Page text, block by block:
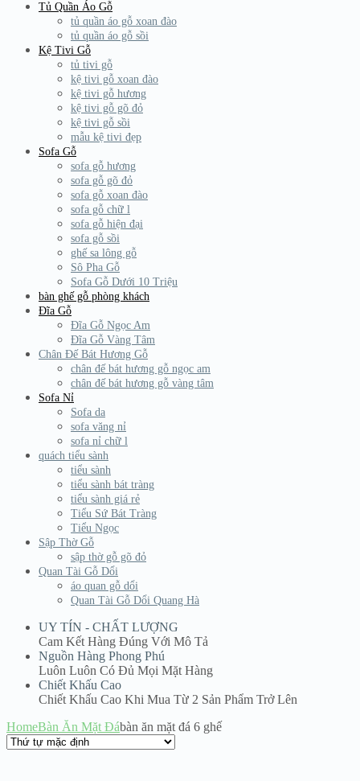
Tủ Quần Áo Gỗ
tủ quần áo gỗ xoan đào
tủ quần áo gỗ sồi
Kệ Tivi Gỗ
tủ tivi gỗ
kệ tivi gỗ xoan đào
kệ tivi gỗ hương
kệ tivi gỗ gõ đỏ
kệ tivi gỗ sồi
mẫu kệ tivi đẹp
Sofa Gỗ
sofa gỗ hương
sofa gỗ gõ đỏ
sofa gỗ xoan đào
sofa gỗ chữ l
sofa gỗ hiện đại
sofa gỗ sồi
ghế sa lông gỗ
Sô Pha Gỗ
Sofa Gỗ Dưới 10 Triệu
bàn ghế gỗ phòng khách
Đĩa Gỗ
Đĩa Gỗ Ngọc Am
Đĩa Gỗ Vàng Tâm
Chân Đế Bát Hương Gỗ
chân đế bát hương gỗ ngọc am
chân đế bát hương gỗ vàng tâm
Sofa Nỉ
Sofa da
sofa văng nỉ
sofa nỉ chữ l
quách tiểu sành
tiểu sành
tiểu sành bát tràng
tiểu sành giá rẻ
Tiểu Sứ Bát Tràng
Tiểu Ngọc
Sập Thờ Gỗ
sập thờ gỗ gõ đỏ
Quan Tài Gỗ Dổi
áo quan gỗ dổi
Quan Tài Gỗ Dổi Quang Hà
UY TÍN - CHẤT LƯỢNG
Cam Kết Hàng Đúng Với Mô Tả
Nguồn Hàng Phong Phú
Luôn Luôn Có Đủ Mọi Mặt Hàng
Chiết Khấu Cao
Chiết Khấu Cao Khi Mua Từ 2 Sản Phẩm Trở Lên
HomeBàn Ăn Mặt Đábàn ăn mặt đá 6 ghế